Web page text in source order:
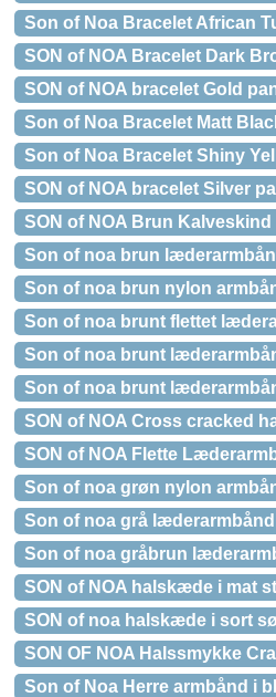
Son of Noa Bracelet African
SON of NOA Bracelet Dark
SON of NOA bracelet Gold
Son of Noa Bracelet Matt
Son of Noa Bracelet Shiny
SON of NOA bracelet Silver
SON of NOA Brun Kalveskind
Son of noa brun
Son of noa brun nylon
Son of noa brunt flettet
Son of noa brunt
Son of noa brunt
SON of NOA Cross cracked
SON of NOA Flette
Son of noa grøn nylon
Son of noa grå
Son of noa gråbrun
SON of NOA halskæde i mat
SON of noa halskæde i sort
SON OF NOA Halssmykke
Son of Noa Herre armbånd i